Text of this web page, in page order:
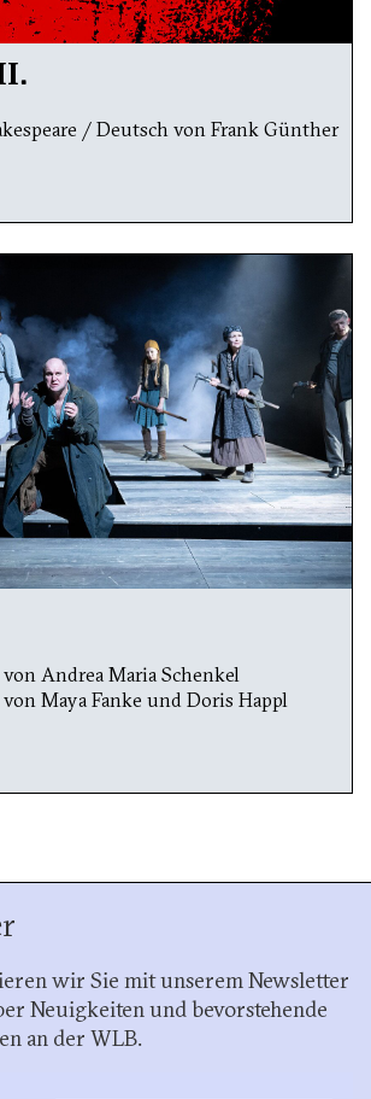
/ Deutsch von Frank Günther
Andrea Maria Schenkel
Maya Fanke und Doris Happl
wir Sie mit unserem Newsletter
Neuigkeiten und bevorstehende
an der WLB.